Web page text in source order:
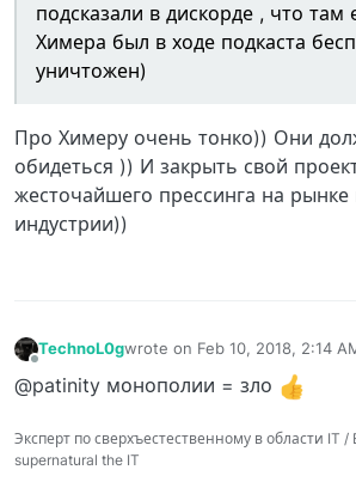
подсказали в дискорде , что
Химера был в ходе подкаста
уничтожен)
Про Химеру очень тонко)) Они
обидеться )) И закрыть свой
жесточайшего прессинга на рынке
индустрии))
TechnoL0gwrote on Feb 10, 2018, 2:14
last edited by
@patinity монополии = зло
Эксперт по сверхъестественному в области IT /
supernatural the IT